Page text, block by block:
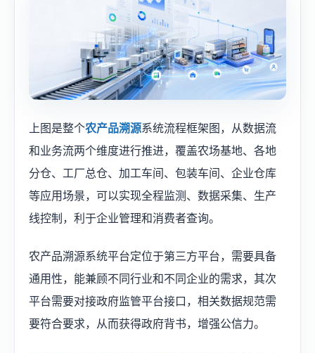
上图是整个农产品溯源系统流程框架图，从数据流
和业务流两个维度进行推进，覆盖农场基地、各地
分仓、工厂总仓、加工车间、包装车间、企业仓库
等应用场景，可以实现全程监测、数据采集、生产
线控制，利于企业管理和消费者查询。
农产品溯源系统平台定位于第三方平台，需要具备
通用性，能兼顾不同行业和不同企业的需求，其次
平台需要对接政府监管平台接口，相关数据规范需
要符合要求，从而获得政府背书，增强公信力。